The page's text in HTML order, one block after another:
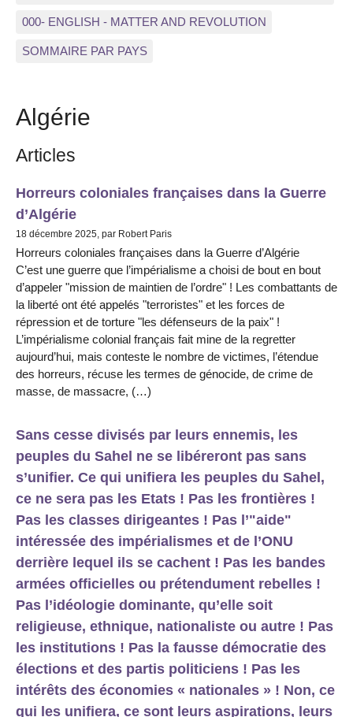
000- ENGLISH - MATTER AND REVOLUTION
SOMMAIRE PAR PAYS
Algérie
Articles
Horreurs coloniales françaises dans la Guerre
d’Algérie
18 décembre 2025, par Robert Paris
Horreurs coloniales françaises dans la Guerre d’Algérie
C’est une guerre que l’impérialisme a choisi de bout en bout
d’appeler "mission de maintien de l’ordre" ! Les combattants de
la liberté ont été appelés "terroristes" et les forces de
répression et de torture "les défenseurs de la paix" !
L’impérialisme colonial français fait mine de la regretter
aujourd’hui, mais conteste le nombre de victimes, l’étendue
des horreurs, récuse les termes de génocide, de crime de
masse, de massacre, (…)
Sans cesse divisés par leurs ennemis, les
peuples du Sahel ne se libéreront pas sans
s’unifier. Ce qui unifiera les peuples du Sahel,
ce ne sera pas les Etats ! Pas les frontières !
Pas les classes dirigeantes ! Pas l’"aide"
intéressée des impérialismes et de l’ONU
derrière lequel ils se cachent ! Pas les bandes
armées officielles ou prétendument rebelles !
Pas l’idéologie dominante, qu’elle soit
religieuse, ethnique, nationaliste ou autre ! Pas
les institutions ! Pas la fausse démocratie des
élections et des partis politiciens ! Pas les
intérêts des économies « nationales » ! Non, ce
qui les unifiera, ce sont leurs aspirations, leurs